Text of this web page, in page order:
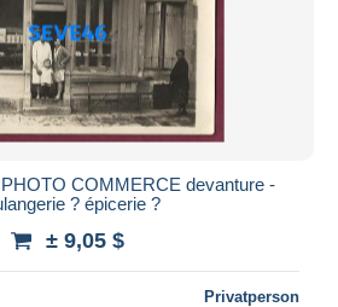
Übernehmen
COMMERCE devanture -
? épicerie ?
± 9,05 $
Privatperson